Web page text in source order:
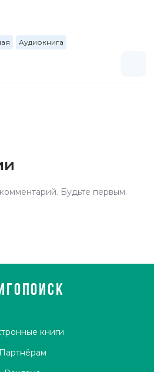
Аудиокнига
Будьте первым.
книги
Партнёрам